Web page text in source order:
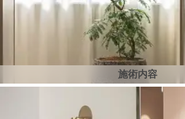
施術内容